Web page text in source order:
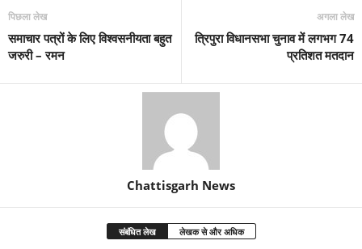
पिछला लेख
समाचार पत्रों के लिए विश्वसनीयता बहुत
जरुरी – रमन
अगला लेख
त्रिपुरा विधानसभा चुनाव में लगभग 74
प्रतिशत मतदान
Chattisgarh News
संबंधित लेख लेखक से और अधिक